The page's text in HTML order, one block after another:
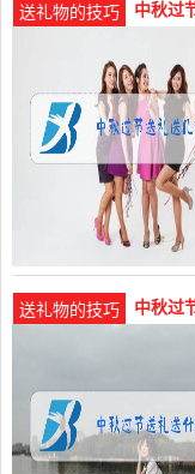
送礼物的技巧 中秋过
送礼物的技巧 中秋过